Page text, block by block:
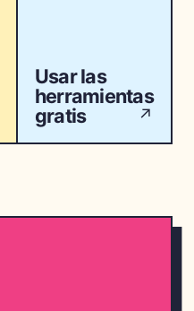
Usar las
herramientas
gratis
↗